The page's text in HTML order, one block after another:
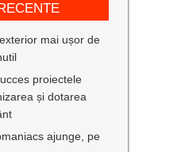
mai ușor de
proiectele
și dotarea
ajunge, pe